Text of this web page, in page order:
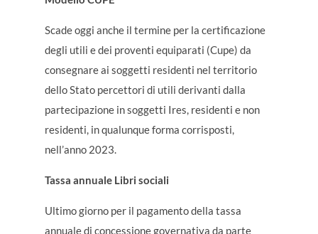
Scade oggi anche il termine per la certificazione
degli utili e dei proventi equiparati (Cupe) da
consegnare ai soggetti residenti nel territorio
dello Stato percettori di utili derivanti dalla
partecipazione in soggetti Ires, residenti e non
residenti, in qualunque forma corrisposti,
nell’anno 2023.
Tassa annuale Libri sociali
Ultimo giorno per il pagamento della tassa
annuale di concessione governativa da parte